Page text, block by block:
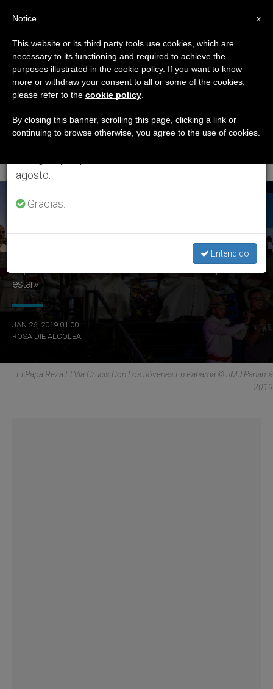
ETIQUETA
Posts Tagged ‘Campo
De Santa María La
ÚLTIMAS NOTICIAS
Papa Francisco: «Padre, como María queremos aprender a
estar»
JAN 26, 2019 01:00
ROSA DIE ALCOLEA
El Papa Reza El Via Crucis Con Los Jóvenes En Panamá © JMJ Panamá
2019
×
Aviso importante
Del 27 de julio al 7 de agosto haremos la pausa
anual, aprovechando que en el periodo de verano
se generan menos informaciones y también el
agosto.
Gracias.
Entendido
x
Notice
This website or its third party tools use cookies, which are
necessary to its functioning and required to achieve the
purposes illustrated in the cookie policy. If you want to know
more or withdraw your consent to all or some of the cookies,
please refer to the cookie policy
By closing this banner, scrolling this page, clicking a link or
continuing to browse otherwise, you agree to the use of cookies.